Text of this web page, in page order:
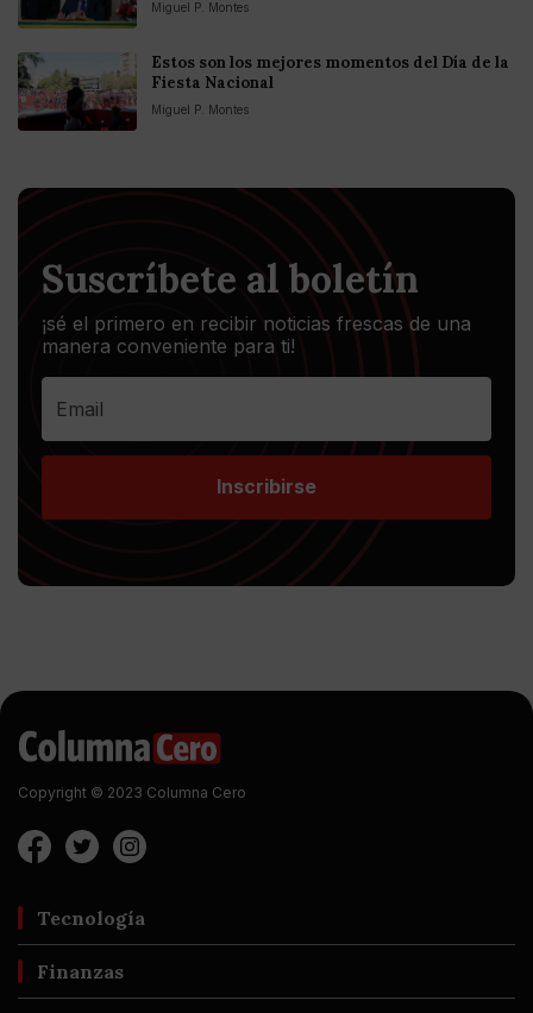
Miguel P. Montes
Estos son los mejores momentos del Día de la
Fiesta Nacional
Miguel P. Montes
Suscríbete al boletín
¡sé el primero en recibir noticias frescas de una
manera conveniente para ti!
Inscribirse
Copyright © 2023 Columna Cero
Tecnología
Finanzas